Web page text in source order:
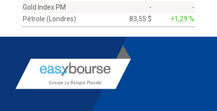
Gold Index PM
-
-
Pétrole (Londres)
83,55 $ +1,29 %